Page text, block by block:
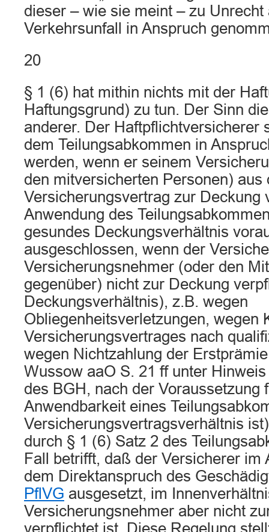
dieser – wie sie meint – zu Unrecht
Verkehrsunfall in Anspruch
20
§ 1 (6) hat mithin nichts mit der
Haftungsgrund) zu tun. Der Sinn
anderer. Der Haftpflichtversicherer
dem Teilungsabkommen in
werden, wenn er seinem
den mitversicherten Personen) aus
Versicherungsvertrag zur Deckung
Anwendung des
gesundes Deckungsverhältnis
ausgeschlossen, wenn der
Versicherungsnehmer (oder den
gegenüber) nicht zur Deckung
Deckungsverhältnis), z.B. wegen
Obliegenheitsverletzungen, wegen
Versicherungsvertrages nach
wegen Nichtzahlung der
Wussow aaO S. 21 ff unter
des BGH, nach der Voraussetzung
Anwendbarkeit eines
Versicherungsvertragsverhältnis
durch § 1 (6) Satz 2 des
Fall betrifft, daß der Versicherer im
dem Direktanspruch des
PflVG ausgesetzt, im
Versicherungsnehmer aber nicht
verpflichtet ist. Diese Regelung